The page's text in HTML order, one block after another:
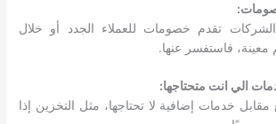
تقدم خصومات للعملاء الجدد أو خلال
فاستفسر عنها.
الي انت متحتاجها:
مقابل خدمات إضافية لا تحتاجها، مثل التخزين إذا